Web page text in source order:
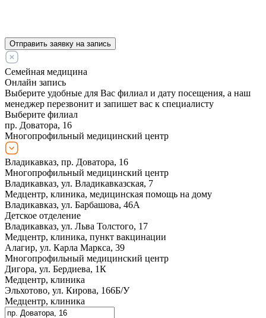
Отправить заявку на запись
Семейная медицина
Онлайн запись
Выберите удобные для Вас филиал и дату посещения, а наш
менеджер перезвонит и запишет вас к специалисту
Выберите филиал
пр. Доватора, 16
Многопрофильный медицинский центр
Владикавказ, пр. Доватора, 16
Многопрофильный медицинский центр
Владикавказ, ул. Владикавказская, 7
Медцентр, клиника, медицинская помощь на дому
Владикавказ, ул. Барбашова, 46А
Детское отделение
Владикавказ, ул. Льва Толстого, 17
Медцентр, клиника, пункт вакцинации
Алагир, ул. Карла Маркса, 39
Многопрофильный медицинский центр
Дигора, ул. Бердиева, 1К
Медцентр, клиника
Эльхотово, ул. Кирова, 166Б/У
Медцентр, клиника